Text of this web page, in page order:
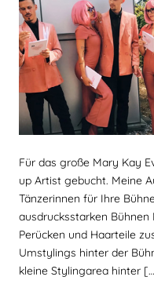
Für das große Mary Kay
up Artist gebucht. Meine
Tänzerinnen für Ihre
ausdrucksstarken
Perücken und Haarteile
Umstylings hinter der
kleine Stylingarea hinter